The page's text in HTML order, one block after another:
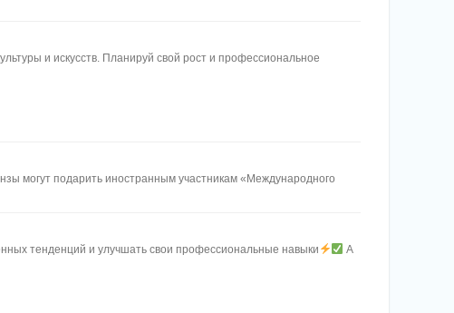
и искусств. Планируй свой рост и профессиональное
могут подарить иностранным участникам «Международного
тенденций и улучшать свои профессиональные навыки
А